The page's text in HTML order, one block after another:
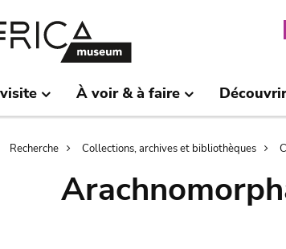
À voir & à faire
Recherche Collections, archives et bibliothèques